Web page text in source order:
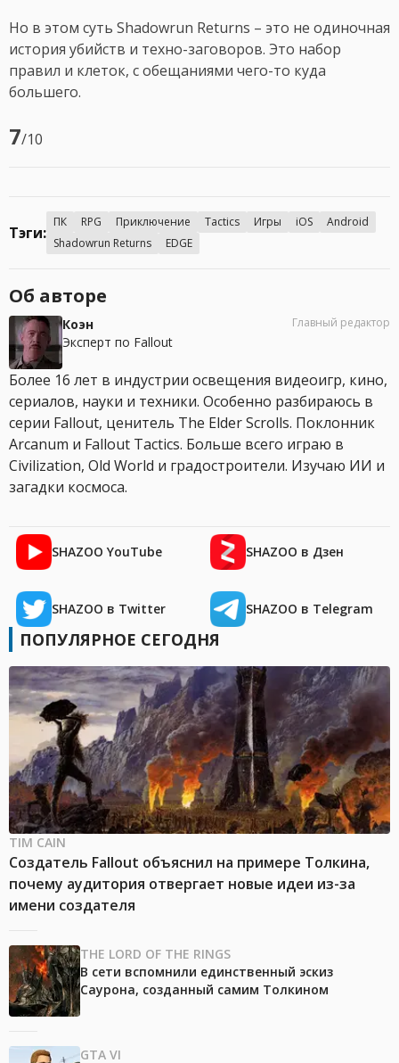
Но в этом суть Shadowrun Returns – это не одиночная
история убийств и техно-заговоров. Это набор
правил и клеток, с обещаниями чего-то куда
большего.
7/10
Тэги:
ПК RPG Приключение Tactics Игры iOS
Android
Shadowrun Returns
EDGE
Об авторе
Коэн
Эксперт по Fallout
Главный редактор
Более 16 лет в индустрии освещения видеоигр, кино,
сериалов, науки и техники. Особенно разбираюсь в
серии Fallout, ценитель The Elder Scrolls. Поклонник
Arcanum и Fallout Tactics. Больше всего играю в
Civilization, Old World и градостроители. Изучаю ИИ и
загадки космоса.
SHAZOO YouTube SHAZOO в Дзен
SHAZOO в Twitter SHAZOO в Telegram
ПОПУЛЯРНОЕ СЕГОДНЯ
TIM CAIN
Создатель Fallout объяснил на примере Толкина,
почему аудитория отвергает новые идеи из-за
имени создателя
THE LORD OF THE RINGS
В сети вспомнили единственный эскиз
Саурона, созданный самим Толкином
GTA VI